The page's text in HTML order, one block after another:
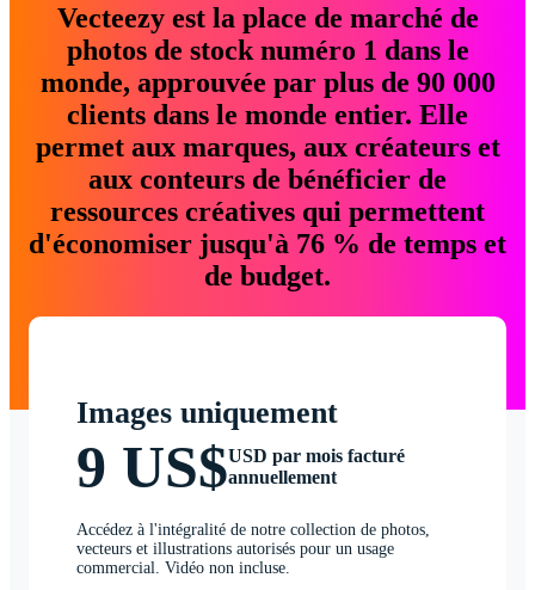
Vecteezy est la place de marché de
photos de stock numéro 1 dans le
monde, approuvée par plus de 90 000
clients dans le monde entier. Elle
permet aux marques, aux créateurs et
aux conteurs de bénéficier de
ressources créatives qui permettent
d'économiser jusqu'à 76 % de temps et
de budget.
Images uniquement
9 US$USD par mois facturé
annuellement
Accédez à l'intégralité de notre collection de photos,
vecteurs et illustrations autorisés pour un usage
commercial. Vidéo non incluse.